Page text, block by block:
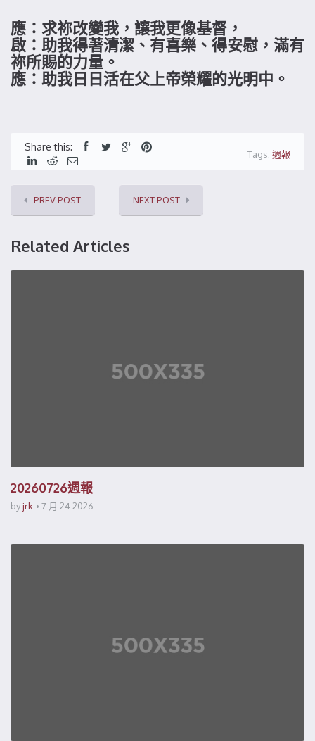
應：求祢改變我，讓我更像基督，
啟：助我得著清潔、有喜樂、得安慰，滿有
祢所賜的力量。
應：助我日日活在父上帝榮耀的光明中。
Share this:
Tags: 週報
PREV POST NEXT POST
Related Articles
20260726週報
byjrk 7 月 24 2026